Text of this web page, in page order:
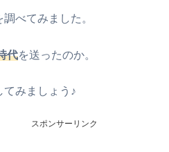
べてみました。
代を送ったのか。
みましょう♪
スポンサーリンク